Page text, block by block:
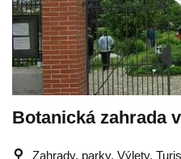
Botanická zahrada
Zahrady, parky, Výlety,